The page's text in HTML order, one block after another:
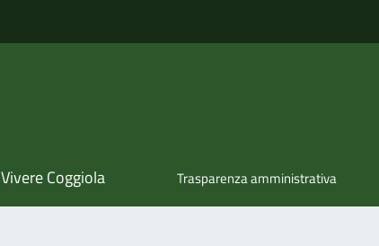
Vivere Coggiola Trasparenza amministrativa